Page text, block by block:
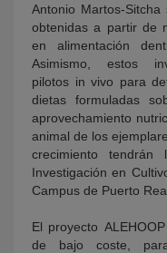
Antonio Martos-
obtenidas a partir de
en alimentación
Asimismo, estos
pilotos in vivo para
dietas formuladas
aprovechamiento
animal de los
crecimiento
Investigación en
Campus de Puerto
El proyecto
de bajo coste,